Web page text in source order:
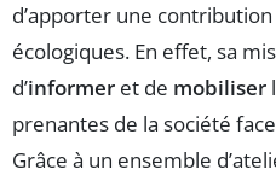
d’apporter une
écologiques. En effet, sa
d’informer et de mobiliser
prenantes de la société
Grâce à un ensemble